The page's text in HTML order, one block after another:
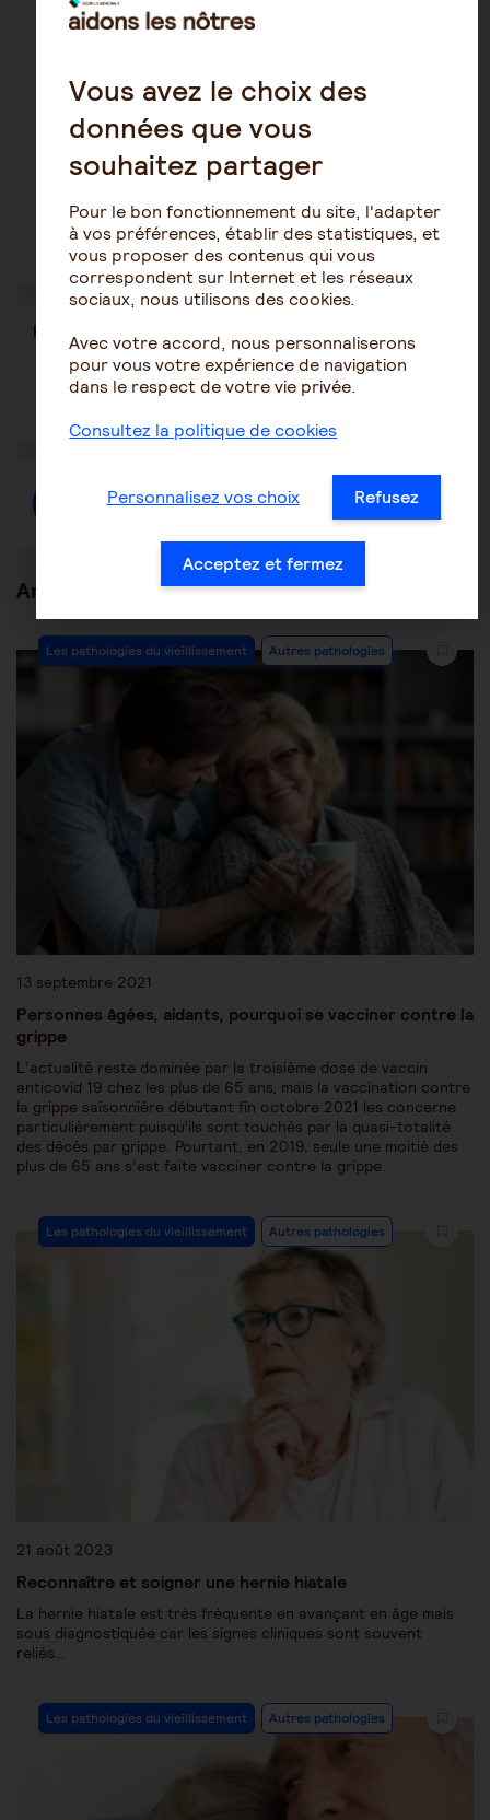
Et vous dans tout ça ?
toujours partagée par l’entourage.
Le vieillissement et la fragilité qui surviennent touchent
tous les acteurs de cette aventure. Il est donc plus que
jamais indispensable de ne pas s’isoler et de se faire aider
des réseaux, des lieux où existe une vraie solidarité pour
les aidants.N’hésitez pas à les contacter !
Partager l'article
ce
contenu
Ouvrir
autre
Ouvrir
une
autre
Ouvrir
une
autre
Créer une discussion à propos de l'article
Articles en lien
Les pathologies du vieillissement Autres pathologies
13 septembre 2021
Personnes âgées, aidants, pourquoi se vacciner contre la
grippe
L’actualité reste dominée par la troisième dose de vaccin
anticovid 19 chez les plus de 65 ans, mais la vaccination contre
la grippe saisonnière débutant fin octobre 2021 les concerne
particulièrement puisqu’ils sont touchés par la quasi-totalité
des décès par grippe. Pourtant, en 2019, seule une moitié des
plus de 65 ans s’est faite vacciner contre la grippe.
Les pathologies du vieillissement Autres pathologies
21 août 2023
Reconnaître et soigner une hernie hiatale
La hernie hiatale est très fréquente en avançant en âge mais
sous diagnostiquée car les signes cliniques sont souvent
reliés…
Les pathologies du vieillissement Autres pathologies
Vous avez le choix des
données que vous
souhaitez partager
Pour le bon fonctionnement du site, l'adapter
à vos préférences, établir des statistiques, et
vous proposer des contenus qui vous
correspondent sur Internet et les réseaux
sociaux, nous utilisons des cookies.
Avec votre accord, nous personnaliserons
pour vous votre expérience de navigation
dans le respect de votre vie privée.
Consultez la politique de cookies
Personnalisez vos choix Refusez
Acceptez et fermez